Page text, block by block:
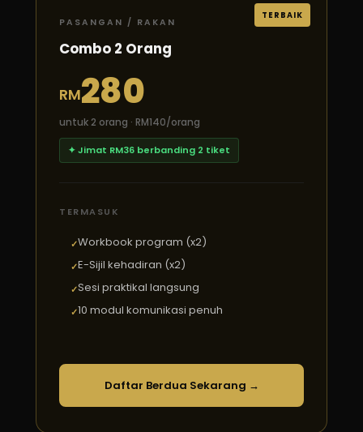
TERBAIK
PASANGAN / RAKAN
Combo 2 Orang
RM280
untuk 2 orang · RM140/orang
✦ Jimat RM36 berbanding 2 tiket
TERMASUK
Workbook program (x2)
E-Sijil kehadiran (x2)
Sesi praktikal langsung
10 modul komunikasi penuh
Daftar Berdua Sekarang →